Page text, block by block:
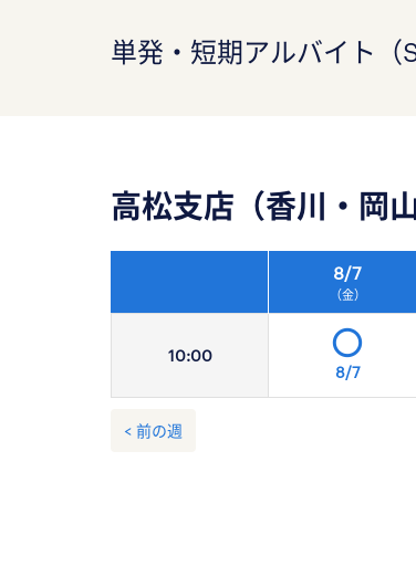
単発・短期アルバイト（
高松支店（香川・岡山
10:00
8/7
（金）
8/7
< 前の週